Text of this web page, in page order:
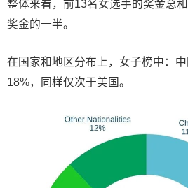
整体来看，前13名女选手的奖金总
奖金的一半。
在国家和地区分布上，女子榜中：
18%，同样仅次于美国。